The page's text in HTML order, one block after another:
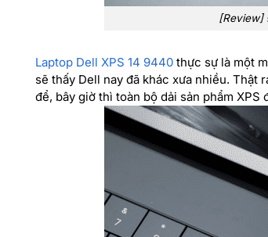
[Review]
Laptop Dell XPS 14 9440 thực sự là một
sẽ thấy Dell nay đã khác xưa nhiều. Thật
để, bây giờ thì toàn bộ dải sản phẩm XPS